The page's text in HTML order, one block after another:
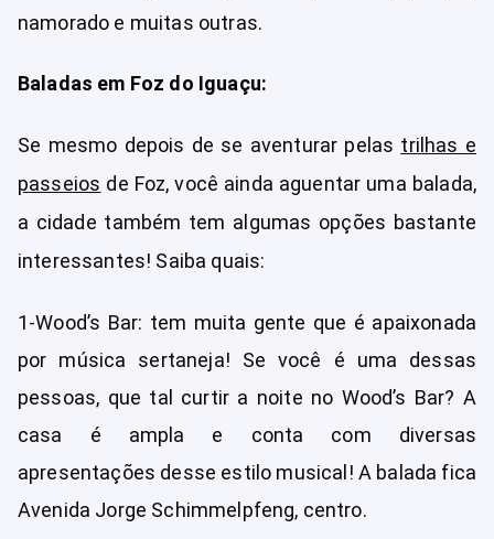
namorado e muitas outras.
Baladas em Foz do Iguaçu:
Se mesmo depois de se aventurar pelas trilhas e
passeios de Foz, você ainda aguentar uma balada,
a cidade também tem algumas opções bastante
interessantes! Saiba quais:
1-Wood’s Bar: tem muita gente que é apaixonada
por música sertaneja! Se você é uma dessas
pessoas, que tal curtir a noite no Wood’s Bar? A
casa é ampla e conta com diversas
apresentações desse estilo musical! A balada fica
Avenida Jorge Schimmelpfeng, centro.